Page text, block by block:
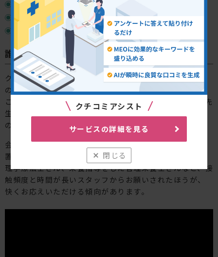
症状が改善した直後
治療内容に納得してもらえた直後
会計時やお見送りの際
誰がお願いするのがよいか問題
クチコミのお願いをするのは、クリニック内の誰が良い
のでしょうか？
これは診療科や外来のスタイルによっても様々ですが、先
生方からご質問いただいたときによくご助言申し上げる
のは、
「患者さんとの接触頻度の高いスタッフ」
会計の時だけ話す受付スタッフがお願いするよりも、処
置をしてくれた看護師さん、リハビリを担当してくれる
理学療法士さん、栄養指導をした管理栄養士さんなど、接
触頻度と時間が長いスタッフからお願いされたほうが、
快くお応えいただける傾向があります。
クチコミアシスト
サービスの詳細を見る
閉じる